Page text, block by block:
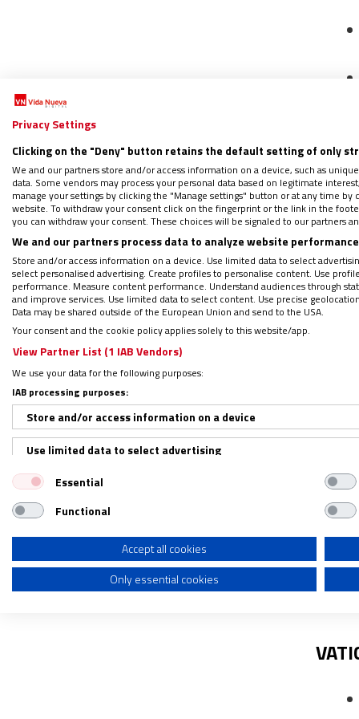
Privacy Settings
Clicking on the "Deny" button retains the default setting of only
We and our partners store and/or access information on a device, such as
data. Some vendors may process your personal data based on legitimate
manage your settings by clicking the "Manage settings" button or at any time
website. To withdraw your consent click on the fingerprint or the link in the
you can withdraw your consent. These choices will be signaled to our partners
We and our partners process data to analyze website
Store and/or access information on a device. Use limited data to select
select personalised advertising. Create profiles to personalise content. Use
performance. Measure content performance. Understand audiences through
and improve services. Use limited data to select content. Use precise
Data may be shared outside of the European Union and send to the USA.
Your consent and the cookie policy applies solely to this website/app.
View Partner List (1 IAB Vendors)
We use your data for the following purposes:
IAB processing purposes:
Store and/or access information on a device
Use limited data to select advertising
Create profiles for personalised advertising
Use profiles to select personalised advertising
Create profiles to personalise content
Use profiles to select personalised content
Essential
Functional
Accept all cookies
Only essential cookies